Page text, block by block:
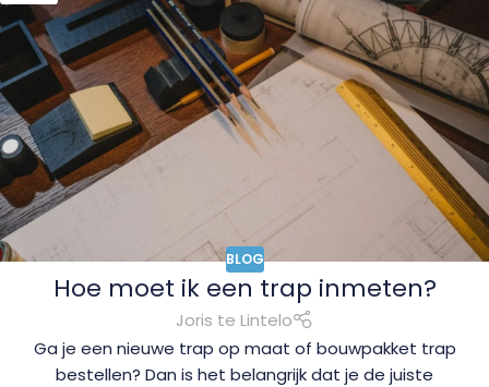
BLOG
Hoe moet ik een trap inmeten?
Joris te Lintelo
Ga je een nieuwe trap op maat of bouwpakket trap
bestellen? Dan is het belangrijk dat je de juiste